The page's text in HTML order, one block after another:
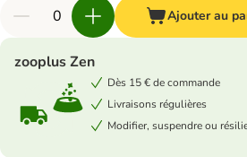
Ajouter au
zooplus Zen
Dès 15 € de commande
Livraisons régulières
Modifier, suspendre ou